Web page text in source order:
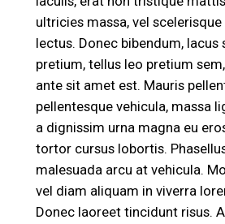
ultricies massa, vel
lectus. Donec bibendum, lacus
pretium, tellus leo pretium
ante sit amet est. Mauris
pellentesque vehicula, massa
a dignissim urna magna eu
tortor cursus lobortis.
malesuada arcu at vehicula.
vel diam aliquam in viverra
Donec laoreet tincidunt risus.